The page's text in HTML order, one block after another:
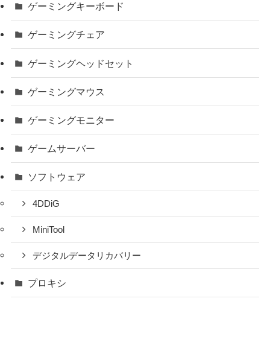
ゲーミングキーボード
ゲーミングチェア
ゲーミングヘッドセット
ゲーミングマウス
ゲーミングモニター
ゲームサーバー
ソフトウェア
4DDiG
MiniTool
デジタルデータリカバリー
プロキシ